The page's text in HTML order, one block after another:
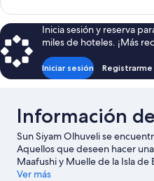
Inicia sesión y reserva
miles de hoteles. ¡Más
Iniciar sesión
Información
Sun Siyam Olhuveli se
Aquellos que deseen hacer
Maafushi y Muelle de la Isla
quieran apreciar la belleza
Ver más